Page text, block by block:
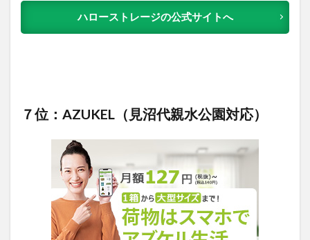
ハローストレージの公式サイトへ
７位：AZUKEL（見沼代親水公園対応）